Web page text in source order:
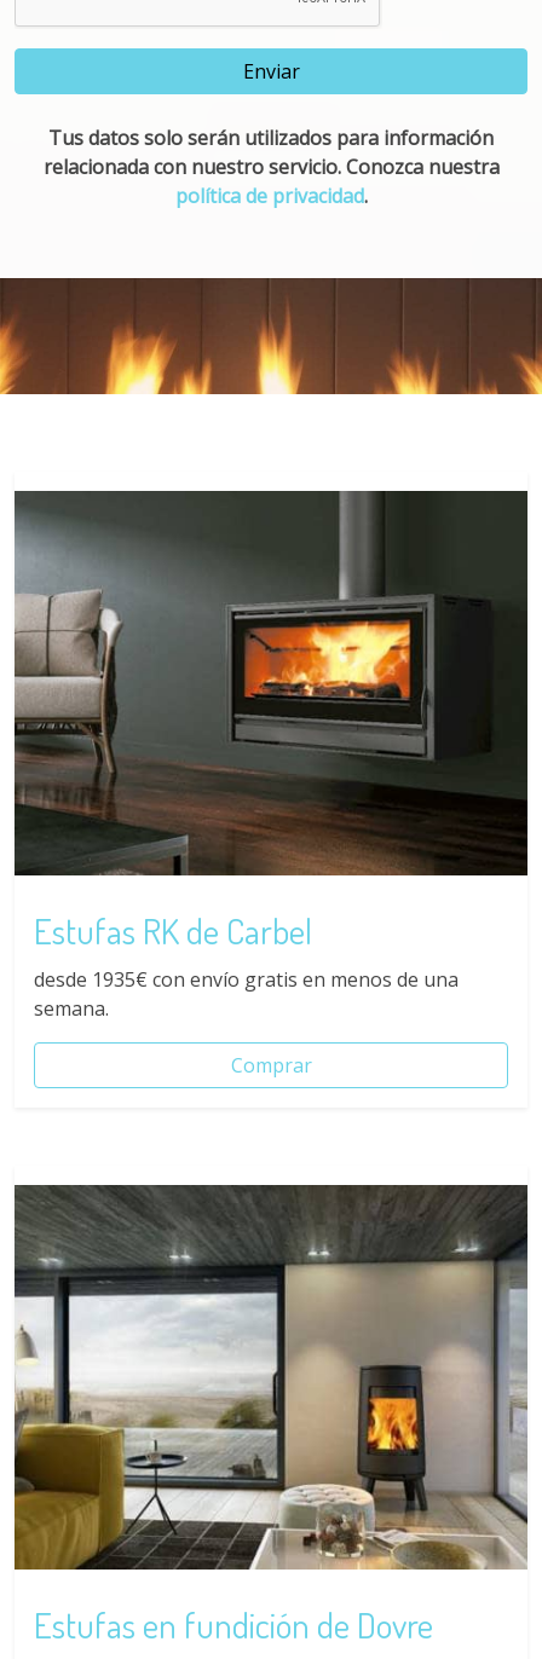
Enviar
Tus datos solo serán utilizados para información
relacionada con nuestro servicio. Conozca nuestra
política de privacidad.
Estufas RK de Carbel
desde 1935€ con envío gratis en menos de una
semana.
Comprar
Estufas en fundición de Dovre